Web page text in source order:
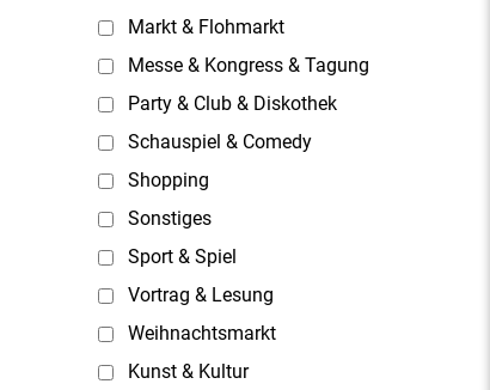
Markt & Flohmarkt
Messe & Kongress & Tagung
Party & Club & Diskothek
Schauspiel & Comedy
Shopping
Sonstiges
Sport & Spiel
Vortrag & Lesung
Weihnachtsmarkt
Kunst & Kultur